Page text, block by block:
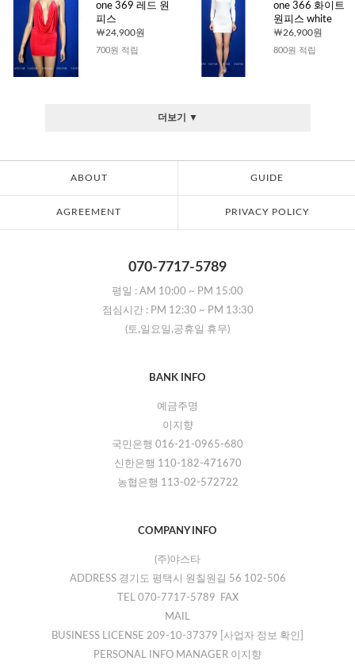
one 369 레드 원
피스
24,900원
700원 적립
one 366 화이트
원피스 white
26,900원
800원 적립
더보기 ▼
ABOUT GUIDE
AGREEMENT PRIVACY POLICY
070-7717-5789
평일 : AM 10:00 ~ PM 15:00
점심시간 : PM 12:30 ~ PM 13:30
(토,일요일,공휴일 휴무)
BANK INFO
예금주명
이지향
국민은행 016-21-0965-680
신한은행 110-182-471670
농협은행 113-02-572722
COMPANY INFO
(주)야스타
ADDRESS 경기도 평택시 원칠원길 56 102-506
TEL 070-7717-5789 FAX
MAIL
BUSINESS LICENSE 209-10-37379
[사업자 정보 확인]
PERSONAL INFO MANAGER 이지향